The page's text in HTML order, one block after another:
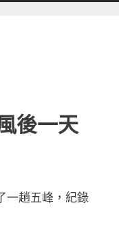
後一天
一趟五峰，紀錄